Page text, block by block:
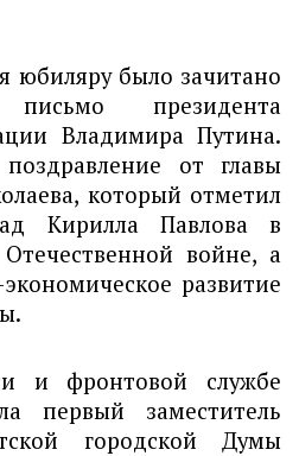
юбиляру было зачитано
письмо президента
Владимира Путина.
от главы
который отметил
Кирилла Павлова в
войне, а
развитие
и фронтовой службе
первый заместитель
городской Думы